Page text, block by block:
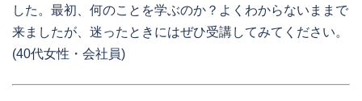
した。最初、何のことを学ぶのか？よくわからないままで
来ましたが、迷ったときにはぜひ受講してみてください。
(40代女性・会社員)